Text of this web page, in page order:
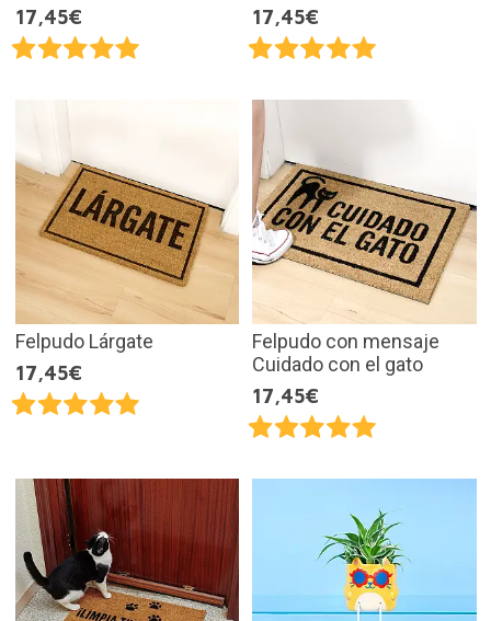
17,45€ 17,45€
Felpudo Lárgate
17,45€
Felpudo con mensaje
Cuidado con el gato
17,45€